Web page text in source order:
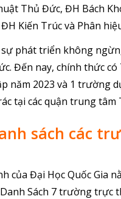
Thủ Đức, ĐH Bách
Kiến Trúc và Phân
phát triển không
Đến nay, chính thức
năm 2023 và 1 trường
tại các quận trung tâm
sách các
của Đại Học Quốc Gia
Sách 7 trường trực